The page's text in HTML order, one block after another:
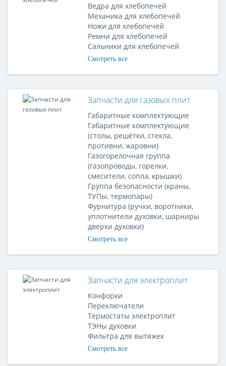
Ведра для хлебопечей
Механика для хлебопечей
Ножи для хлебопечей
Ремни для хлебопечей
Сальники для хлебопечей
Смотреть все
Запчасти для газовых плит
Габаритные комплектующие
Габаритные комплектующие
(столы, решётки, стекла,
противни, жаровни)
Газогорелочная группа
(газопроводы, горелки,
смесители, сопла, крышки)
Группа безопасности (краны,
ТУПы, термопары)
Фурнитура (ручки, воротники,
уплотнители духовки, шарниры
дверки духовки)
Смотреть все
Запчасти для электроплит
Конфорки
Переключатели
Термостаты электроплит
ТЭНы духовки
Фильтра для вытяжек
Смотреть все